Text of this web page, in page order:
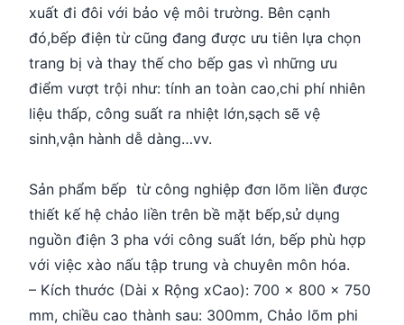
xuất đi đôi với bảo vệ môi trường. Bên cạnh
đó,bếp điện từ cũng đang được ưu tiên lựa chọn
trang bị và thay thế cho bếp gas vì những ưu
điểm vượt trội như: tính an toàn cao,chi phí nhiên
liệu thấp, công suất ra nhiệt lớn,sạch sẽ vệ
sinh,vận hành dễ dàng…vv.
Sản phẩm bếp từ công nghiệp đơn lõm liền được
thiết kế hệ chảo liền trên bề mặt bếp,sử dụng
nguồn điện 3 pha với công suất lớn, bếp phù hợp
với việc xào nấu tập trung và chuyên môn hóa.
– Kích thước (Dài x Rộng xCao): 700 x 800 x 750
mm, chiều cao thành sau: 300mm, Chảo lõm phi